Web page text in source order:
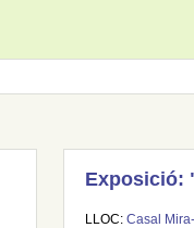
Exposició:
LLOC: Casal